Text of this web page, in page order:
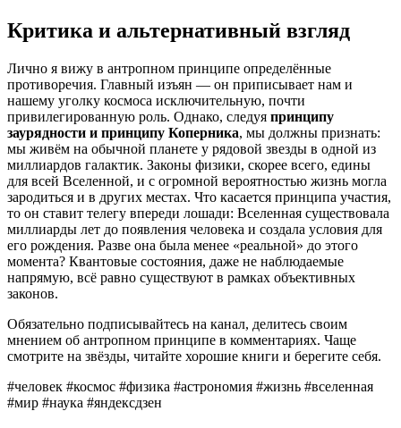
Критика и альтернативный взгляд
Лично я вижу в антропном принципе определённые
противоречия. Главный изъян — он приписывает нам и
нашему уголку космоса исключительную, почти
привилегированную роль. Однако, следуя принципу
заурядности и принципу Коперника, мы должны признать:
мы живём на обычной планете у рядовой звезды в одной из
миллиардов галактик. Законы физики, скорее всего, едины
для всей Вселенной, и с огромной вероятностью жизнь могла
зародиться и в других местах. Что касается принципа участия,
то он ставит телегу впереди лошади: Вселенная существовала
миллиарды лет до появления человека и создала условия для
его рождения. Разве она была менее «реальной» до этого
момента? Квантовые состояния, даже не наблюдаемые
напрямую, всё равно существуют в рамках объективных
законов.
Обязательно подписывайтесь на канал, делитесь своим
мнением об антропном принципе в комментариях. Чаще
смотрите на звёзды, читайте хорошие книги и берегите себя.
#человек #космос #физика #астрономия #жизнь #вселенная
#мир #наука #яндексдзен